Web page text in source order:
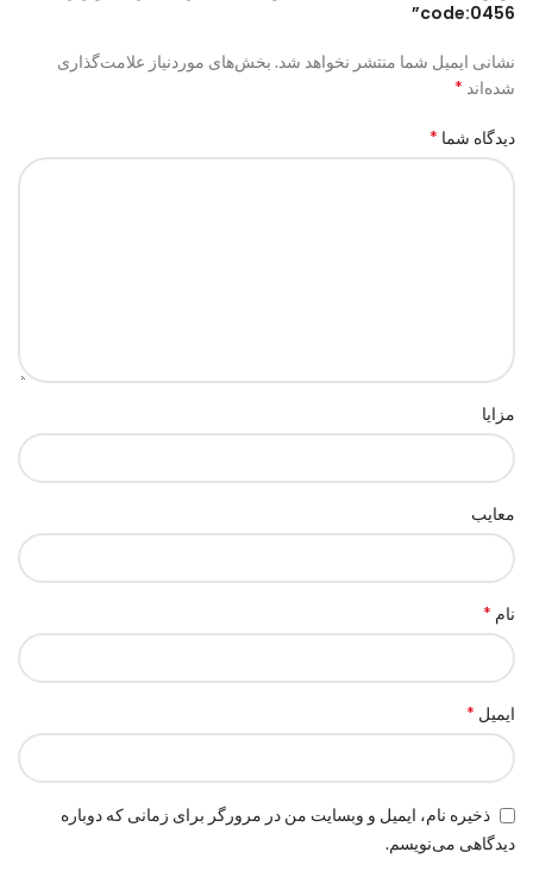
code:0456”
نشانی ایمیل شما منتشر نخواهد شد. بخش‌های موردنیاز علامت‌گذاری
شده‌اند *
دیدگاه شما *
مزایا
معایب
نام *
ایمیل *
ذخیره نام، ایمیل و وبسایت من در مرورگر برای زمانی که دوباره
دیدگاهی می‌نویسم.